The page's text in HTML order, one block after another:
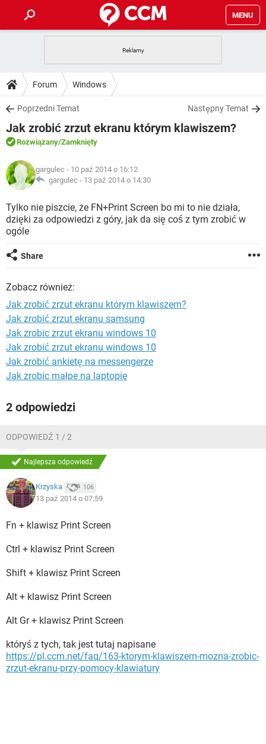
MENU
GRY
SPOTIFY
INSTAGRAM FACEBOOK
WINDOWS 10
PORADY
PlayStation
SPOTIFY
INSTAGRAM
WINDOWS 10
DO POBRANIA
ANDROID TIKTOK
GRY
IOS
INSTAGRAM
WINDOWS 10
FORUM
COVID-19
GRY WHATSAPP
INSTAGRAM FACEBOOK
ARTYKUŁY
COVID-19
GRY WHATSAPP
SPOTIFY
INSTAGRAM
Forum Windows
Poprzedni Temat Następny Temat
Jak zrobić zrzut ekranu którym klawiszem?
Rozwiązany/Zamknięty
gargulec - 10 paź 2014 o 16:12
gargulec - 13 paź 2014 o 14:30
Tylko nie piszcie, że FN+Print Screen bo mi to nie działa,
dzięki za odpowiedzi z góry, jak da się coś z tym zrobić w
ogóle
Share
Zobacz również:
Jak zrobić zrzut ekranu którym klawiszem?
Jak zrobić zrzut ekranu samsung
Jak zrobic zrzut ekranu windows 10
Jak zrobić zrzut ekranu windows 10
Jak zrobić ankietę na messengerze
Jak zrobic małpe na laptopie
2 odpowiedzi
ODPOWIEDŹ 1 / 2
Najlepsza odpowiedź
Krzyska 106
13 paź 2014 o 07:59
Fn + klawisz Print Screen
Ctrl + klawisz Print Screen
Shift + klawisz Print Screen
Alt + klawisz Print Screen
Alt Gr + klawisz Print Screen
któryś z tych, tak jest tutaj napisane
https://pl.ccm.net/faq/163-ktorym-klawiszem-mozna-zrobic-
zrzut-ekranu-przy-pomocy-klawiatury